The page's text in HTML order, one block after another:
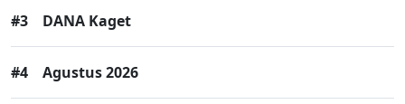
#3 DANA Kaget
#4 Agustus 2026